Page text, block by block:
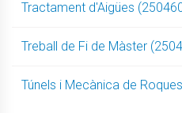
Tractament d'Aigües
Treball de Fi de Màster
Túnels i Mecànica de